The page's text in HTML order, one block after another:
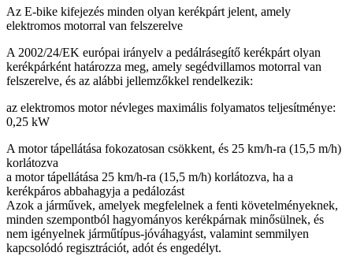
Az E-bike kifejezés minden olyan kerékpárt jelent, amely
elektromos motorral van felszerelve
A 2002/24/EK európai irányelv a pedálrásegítő kerékpárt olyan
kerékpárként határozza meg, amely segédvillamos motorral van
felszerelve, és az alábbi jellemzőkkel rendelkezik:
az elektromos motor névleges maximális folyamatos teljesítménye:
0,25 kW
A motor tápellátása fokozatosan csökkent, és 25 km/h-ra (15,5 m/h)
korlátozva
a motor tápellátása 25 km/h-ra (15,5 m/h) korlátozva, ha a
kerékpáros abbahagyja a pedálozást
Azok a járművek, amelyek megfelelnek a fenti követelményeknek,
minden szempontból hagyományos kerékpárnak minősülnek, és
nem igényelnek járműtípus-jóváhagyást, valamint semmilyen
kapcsolódó regisztrációt, adót és engedélyt.